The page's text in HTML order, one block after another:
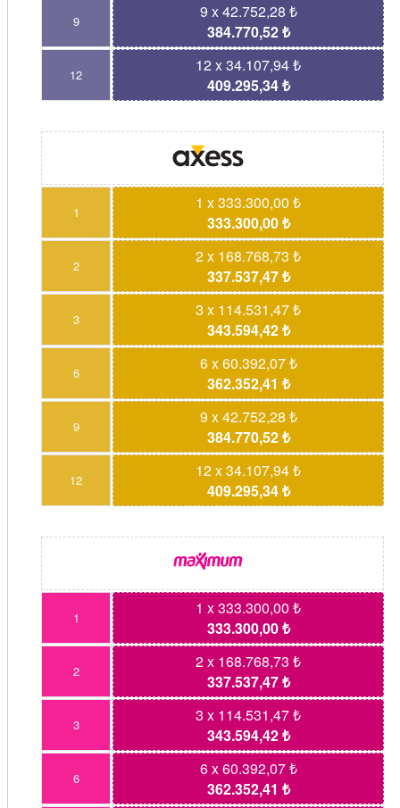
9
9 x 42.752,28 ₺
384.770,52 ₺
12
12 x 34.107,94 ₺
409.295,34 ₺
1
1 x 333.300,00 ₺
333.300,00 ₺
2
2 x 168.768,73 ₺
337.537,47 ₺
3
3 x 114.531,47 ₺
343.594,42 ₺
6
6 x 60.392,07 ₺
362.352,41 ₺
9
9 x 42.752,28 ₺
384.770,52 ₺
12
12 x 34.107,94 ₺
409.295,34 ₺
1
1 x 333.300,00 ₺
333.300,00 ₺
2
2 x 168.768,73 ₺
337.537,47 ₺
3
3 x 114.531,47 ₺
343.594,42 ₺
6
6 x 60.392,07 ₺
362.352,41 ₺